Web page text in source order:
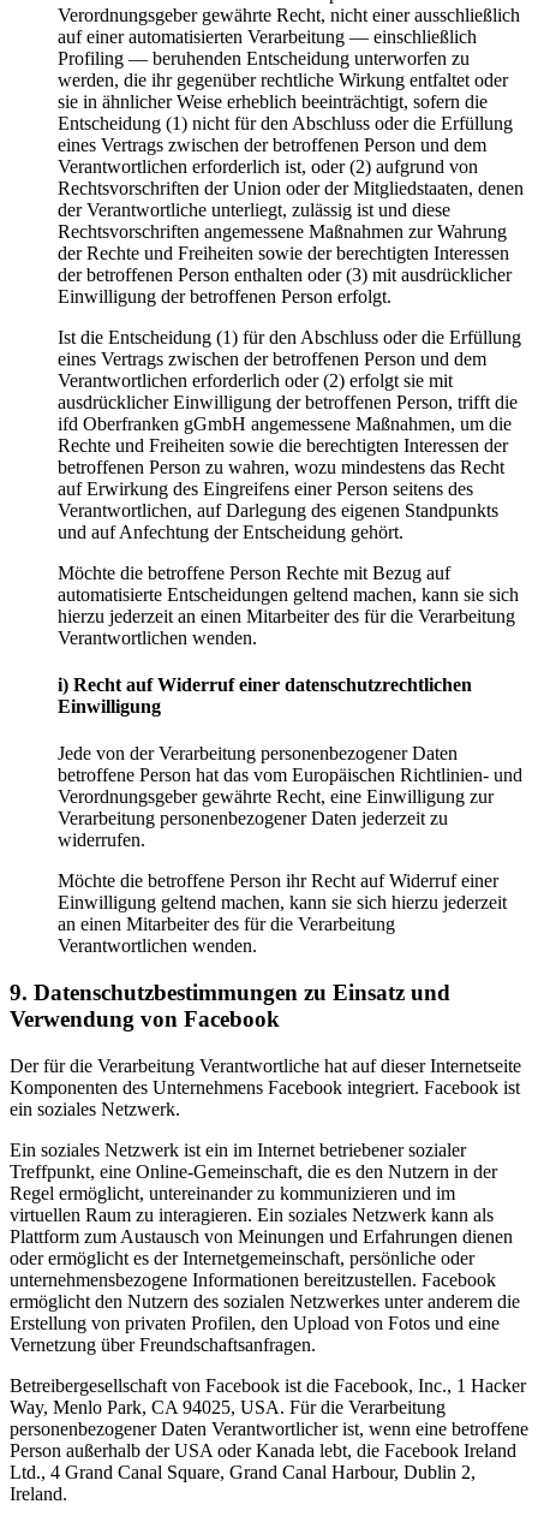
Verordnungsgeber gewährte Recht, nicht einer ausschließlich
auf einer automatisierten Verarbeitung — einschließlich
Profiling — beruhenden Entscheidung unterworfen zu
werden, die ihr gegenüber rechtliche Wirkung entfaltet oder
sie in ähnlicher Weise erheblich beeinträchtigt, sofern die
Entscheidung (1) nicht für den Abschluss oder die Erfüllung
eines Vertrags zwischen der betroffenen Person und dem
Verantwortlichen erforderlich ist, oder (2) aufgrund von
Rechtsvorschriften der Union oder der Mitgliedstaaten, denen
der Verantwortliche unterliegt, zulässig ist und diese
Rechtsvorschriften angemessene Maßnahmen zur Wahrung
der Rechte und Freiheiten sowie der berechtigten Interessen
der betroffenen Person enthalten oder (3) mit ausdrücklicher
Einwilligung der betroffenen Person erfolgt.
Ist die Entscheidung (1) für den Abschluss oder die Erfüllung
eines Vertrags zwischen der betroffenen Person und dem
Verantwortlichen erforderlich oder (2) erfolgt sie mit
ausdrücklicher Einwilligung der betroffenen Person, trifft die
ifd Oberfranken gGmbH angemessene Maßnahmen, um die
Rechte und Freiheiten sowie die berechtigten Interessen der
betroffenen Person zu wahren, wozu mindestens das Recht
auf Erwirkung des Eingreifens einer Person seitens des
Verantwortlichen, auf Darlegung des eigenen Standpunkts
und auf Anfechtung der Entscheidung gehört.
Möchte die betroffene Person Rechte mit Bezug auf
automatisierte Entscheidungen geltend machen, kann sie sich
hierzu jederzeit an einen Mitarbeiter des für die Verarbeitung
Verantwortlichen wenden.
i) Recht auf Widerruf einer datenschutzrechtlichen
Einwilligung
Jede von der Verarbeitung personenbezogener Daten
betroffene Person hat das vom Europäischen Richtlinien- und
Verordnungsgeber gewährte Recht, eine Einwilligung zur
Verarbeitung personenbezogener Daten jederzeit zu
widerrufen.
Möchte die betroffene Person ihr Recht auf Widerruf einer
Einwilligung geltend machen, kann sie sich hierzu jederzeit
an einen Mitarbeiter des für die Verarbeitung
Verantwortlichen wenden.
9. Datenschutzbestimmungen zu Einsatz und
Verwendung von Facebook
Der für die Verarbeitung Verantwortliche hat auf dieser Internetseite
Komponenten des Unternehmens Facebook integriert. Facebook ist
ein soziales Netzwerk.
Ein soziales Netzwerk ist ein im Internet betriebener sozialer
Treffpunkt, eine Online-Gemeinschaft, die es den Nutzern in der
Regel ermöglicht, untereinander zu kommunizieren und im
virtuellen Raum zu interagieren. Ein soziales Netzwerk kann als
Plattform zum Austausch von Meinungen und Erfahrungen dienen
oder ermöglicht es der Internetgemeinschaft, persönliche oder
unternehmensbezogene Informationen bereitzustellen. Facebook
ermöglicht den Nutzern des sozialen Netzwerkes unter anderem die
Erstellung von privaten Profilen, den Upload von Fotos und eine
Vernetzung über Freundschaftsanfragen.
Betreibergesellschaft von Facebook ist die Facebook, Inc., 1 Hacker
Way, Menlo Park, CA 94025, USA. Für die Verarbeitung
personenbezogener Daten Verantwortlicher ist, wenn eine betroffene
Person außerhalb der USA oder Kanada lebt, die Facebook Ireland
Ltd., 4 Grand Canal Square, Grand Canal Harbour, Dublin 2,
Ireland.